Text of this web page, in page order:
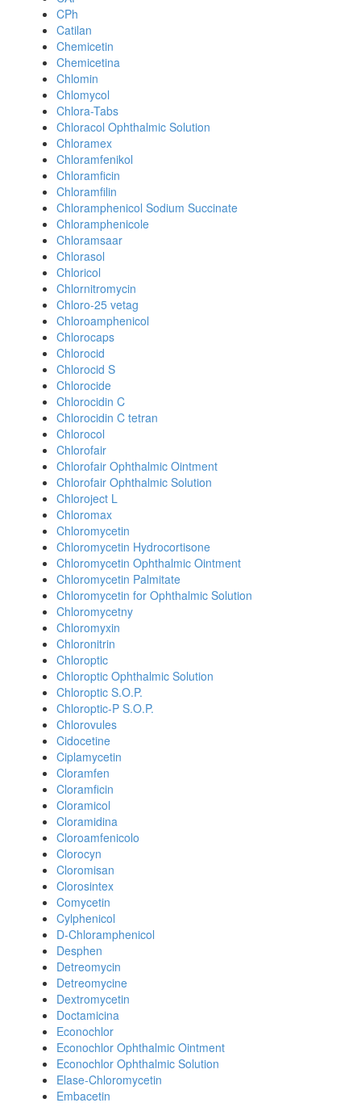
CPh
Catilan
Chemicetin
Chemicetina
Chlomin
Chlomycol
Chlora-Tabs
Chloracol Ophthalmic Solution
Chloramex
Chloramfenikol
Chloramficin
Chloramfilin
Chloramphenicol Sodium Succinate
Chloramphenicole
Chloramsaar
Chlorasol
Chloricol
Chlornitromycin
Chloro-25 vetag
Chloroamphenicol
Chlorocaps
Chlorocid
Chlorocid S
Chlorocide
Chlorocidin C
Chlorocidin C tetran
Chlorocol
Chlorofair
Chlorofair Ophthalmic Ointment
Chlorofair Ophthalmic Solution
Chloroject L
Chloromax
Chloromycetin
Chloromycetin Hydrocortisone
Chloromycetin Ophthalmic Ointment
Chloromycetin Palmitate
Chloromycetin for Ophthalmic Solution
Chloromycetny
Chloromyxin
Chloronitrin
Chloroptic
Chloroptic Ophthalmic Solution
Chloroptic S.O.P.
Chloroptic-P S.O.P.
Chlorovules
Cidocetine
Ciplamycetin
Cloramfen
Cloramficin
Cloramicol
Cloramidina
Cloroamfenicolo
Clorocyn
Cloromisan
Clorosintex
Comycetin
Cylphenicol
D-Chloramphenicol
Desphen
Detreomycin
Detreomycine
Dextromycetin
Doctamicina
Econochlor
Econochlor Ophthalmic Ointment
Econochlor Ophthalmic Solution
Elase-Chloromycetin
Embacetin